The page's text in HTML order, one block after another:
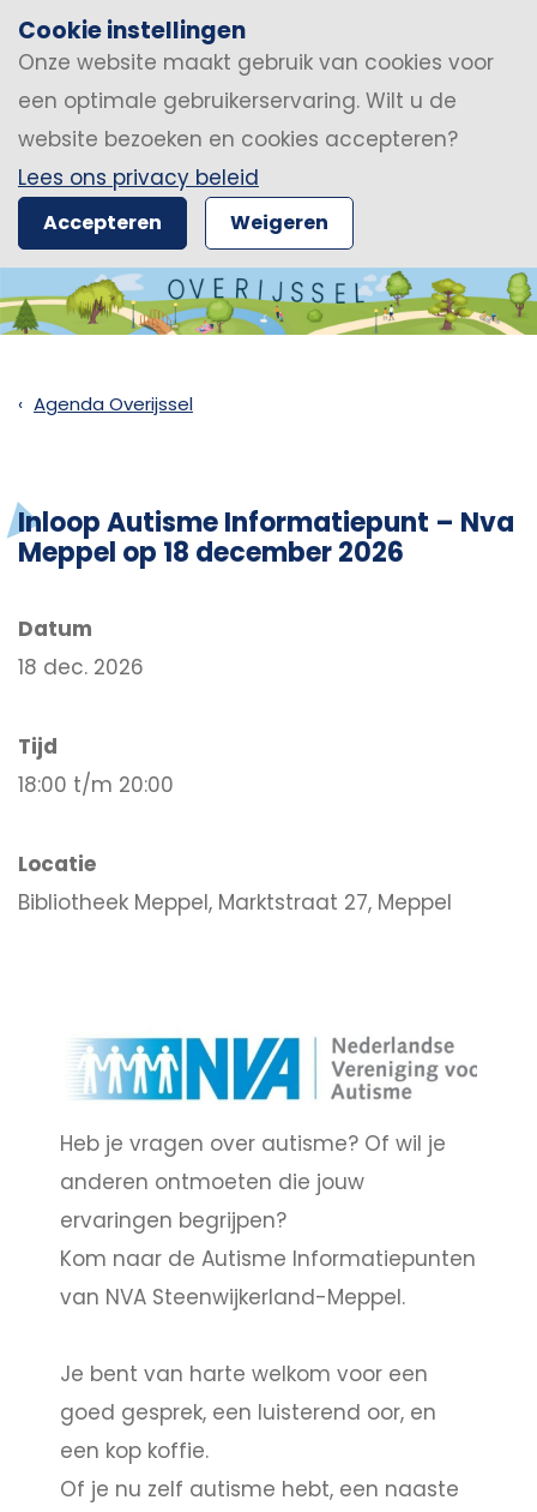
Cookie instellingen
Onze website maakt gebruik van cookies voor
een optimale gebruikerservaring. Wilt u de
website bezoeken en cookies accepteren?
Lees ons privacy beleid
Accepteren Weigeren
Agenda Overijssel
Inloop Autisme Informatiepunt – Nva
Meppel op 18 december 2026
Datum
18 dec. 2026
Tijd
18:00 t/m 20:00
Locatie
Bibliotheek Meppel, Marktstraat 27, Meppel
Heb je vragen over autisme? Of wil je
anderen ontmoeten die jouw
ervaringen begrijpen?
Kom naar de Autisme Informatiepunten
van NVA Steenwijkerland-Meppel.
Je bent van harte welkom voor een
goed gesprek, een luisterend oor, en
een kop koffie.
Of je nu zelf autisme hebt, een naaste